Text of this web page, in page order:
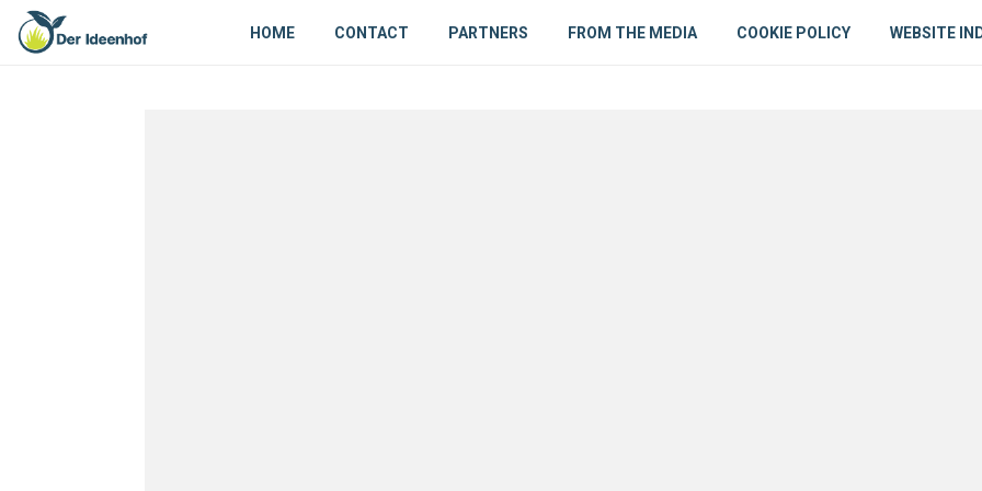
HOME CONTACT PARTNERS FROM THE MEDIA COOKIE POLICY WEBSITE